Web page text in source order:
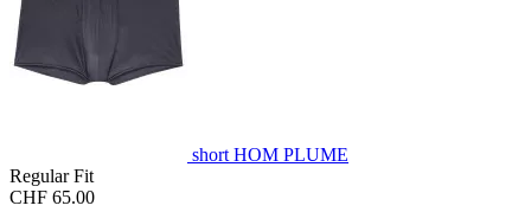
short HOM PLUME
Regular Fit
CHF 65.00